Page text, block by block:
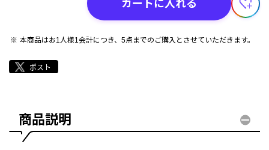
カートに入れる
本商品はお1人様1会計につき、5点までのご購入とさせていただきます。
商品説明